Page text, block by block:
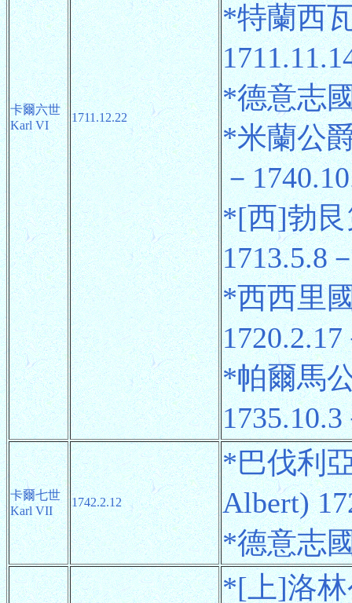
卡爾六世
Karl VI
1711.12.22
*特蘭西
*德意志
*米蘭公
－
*[西]勃
1713.5.8
*西西里
*帕爾馬
卡爾七世
Karl VII
1742.2.12
*巴伐利
Albert)
*德意志
*[上]洛林